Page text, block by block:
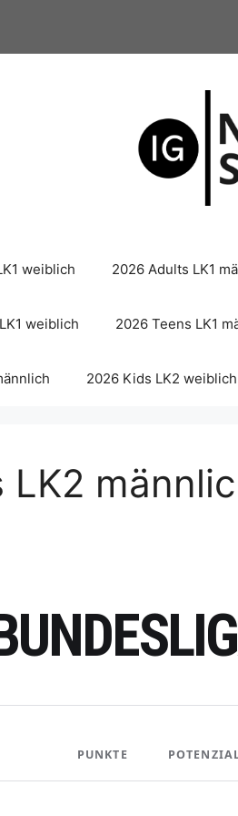
weiblich 2026 Adults LK1
weiblich 2026 Teens LK1
2026 Kids LK2 weiblich
LK2
PUNKTE